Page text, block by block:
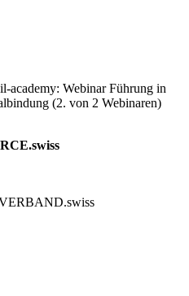
academy: Webinar Führung in
(2. von 2 Webinaren)